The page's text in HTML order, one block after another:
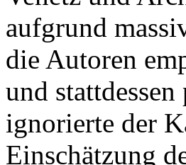
aufgrund
die Autoren
und
ignorierte der
Einschätzung